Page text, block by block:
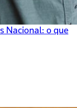
Nacional: o que